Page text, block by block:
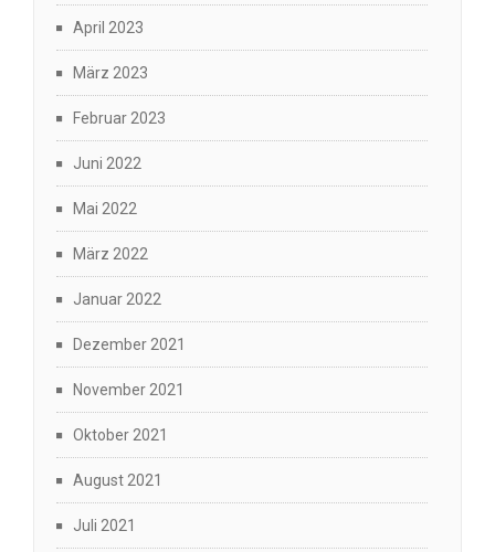
April 2023
März 2023
Februar 2023
Juni 2022
Mai 2022
März 2022
Januar 2022
Dezember 2021
November 2021
Oktober 2021
August 2021
Juli 2021